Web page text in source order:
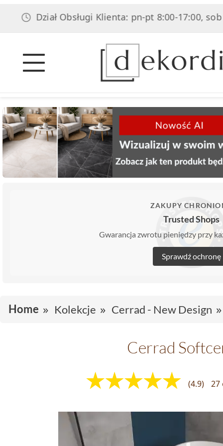
Dział Obsługi Klienta: pn-pt 8:00-17:00, sob 8:00-
ZAKUPY
Trusted Shops
Gwarancja zwrotu pieniędzy przy
Sprawdź ochronę
Home Kolekcje Cerrad - New Design
Cerrad
(4.9) 27